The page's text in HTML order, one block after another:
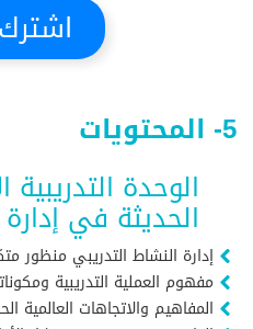
5- المحتويات
الوحدة
الحديثة في
إدارة النشاط التدريبي منظور
مفهوم العملية التدريبية
المفاهيم والاتجاهات العالمية